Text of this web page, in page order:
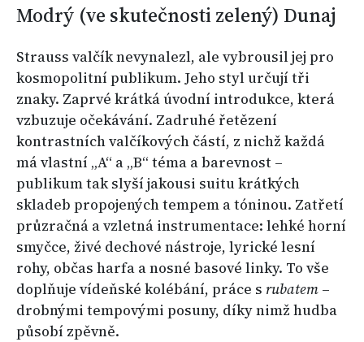
Modrý (ve skutečnosti zelený) Dunaj
Strauss valčík nevynalezl, ale vybrousil jej pro
kosmopolitní publikum. Jeho styl určují tři
znaky. Zaprvé krátká úvodní introdukce, která
vzbuzuje očekávání. Zadruhé řetězení
kontrastních valčíkových částí, z nichž každá
má vlastní „A“ a „B“ téma a barevnost –
publikum tak slyší jakousi suitu krátkých
skladeb propojených tempem a tóninou. Zatřetí
průzračná a vzletná instrumentace: lehké horní
smyčce, živé dechové nástroje, lyrické lesní
rohy, občas harfa a nosné basové linky. To vše
doplňuje vídeňské kolébání, práce s rubatem –
drobnými tempovými posuny, díky nimž hudba
působí zpěvně.